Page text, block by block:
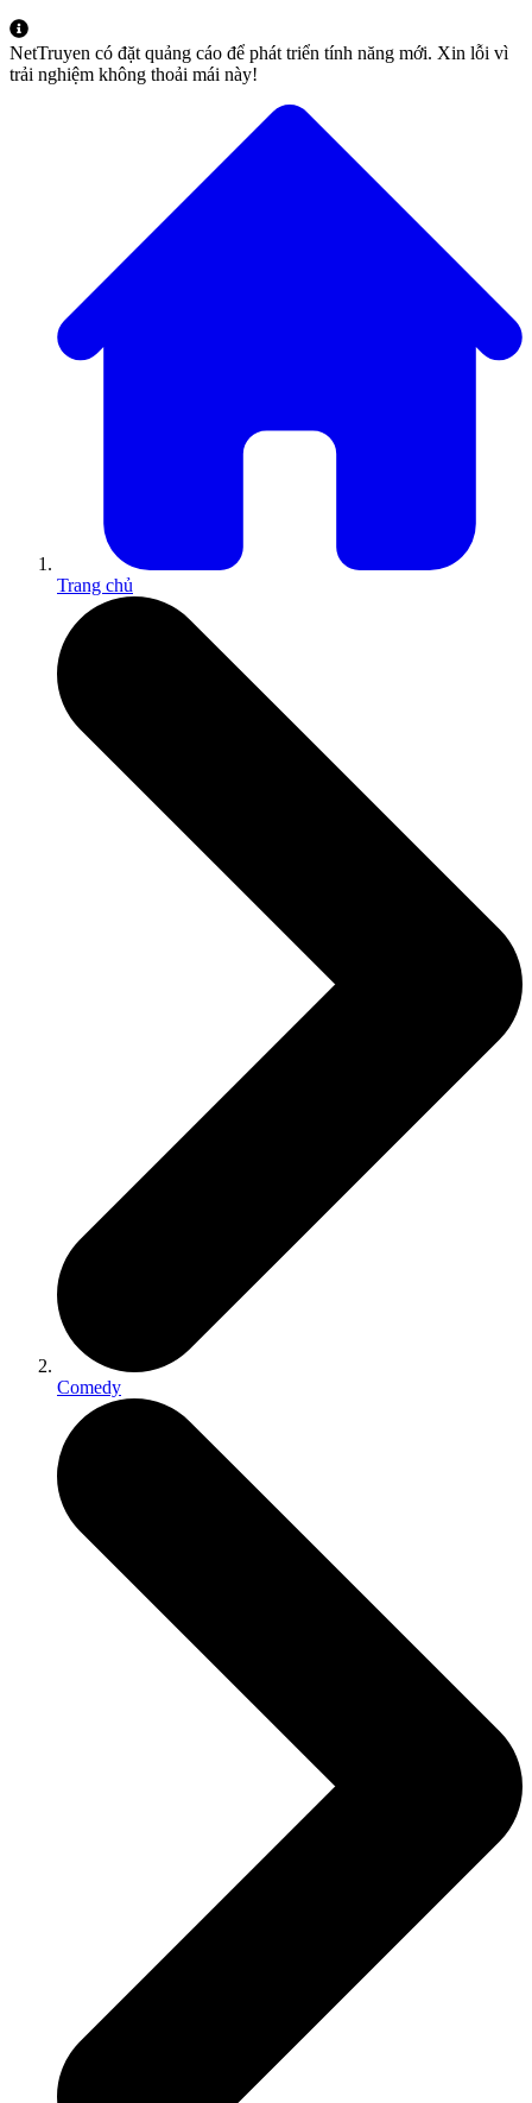
NetTruyen có đặt quảng cáo để phát triển tính năng mới. Xin lỗi vì
trải nghiệm không thoải mái này!
Trang chủ
Comedy